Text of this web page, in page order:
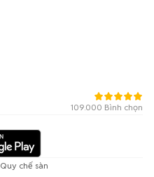
109.000 Bình chọn
Quy chế sàn